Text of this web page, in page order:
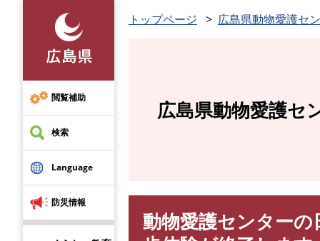
先
頭
で
す
閲覧補助
検索
Language
防災情報
トップページ 広島県動物愛護セ
広島県動物愛護セ
動物愛護センター